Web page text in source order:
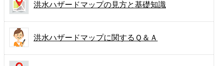
洪水ハザードマップの見方と基礎知識
洪水ハザードマップに関する Ｑ＆Ａ